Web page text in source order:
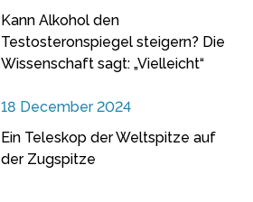
Kann Alkohol den
Testosteronspiegel steigern? Die
Wissenschaft sagt: „Vielleicht“
18 December 2024
Ein Teleskop der Weltspitze auf
der Zugspitze